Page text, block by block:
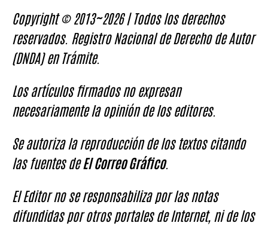
Copyright © 2013~2026 | Todos los derechos
reservados. Registro Nacional de Derecho de Autor
(DNDA) en Trámite.
Los artículos firmados no expresan
necesariamente la opinión de los editores.
Se autoriza la reproducción de los textos citando
las fuentes deEl Correo Gráfico.
El Editor no se responsabiliza por las notas
difundidas por otros portales de Internet, ni de los